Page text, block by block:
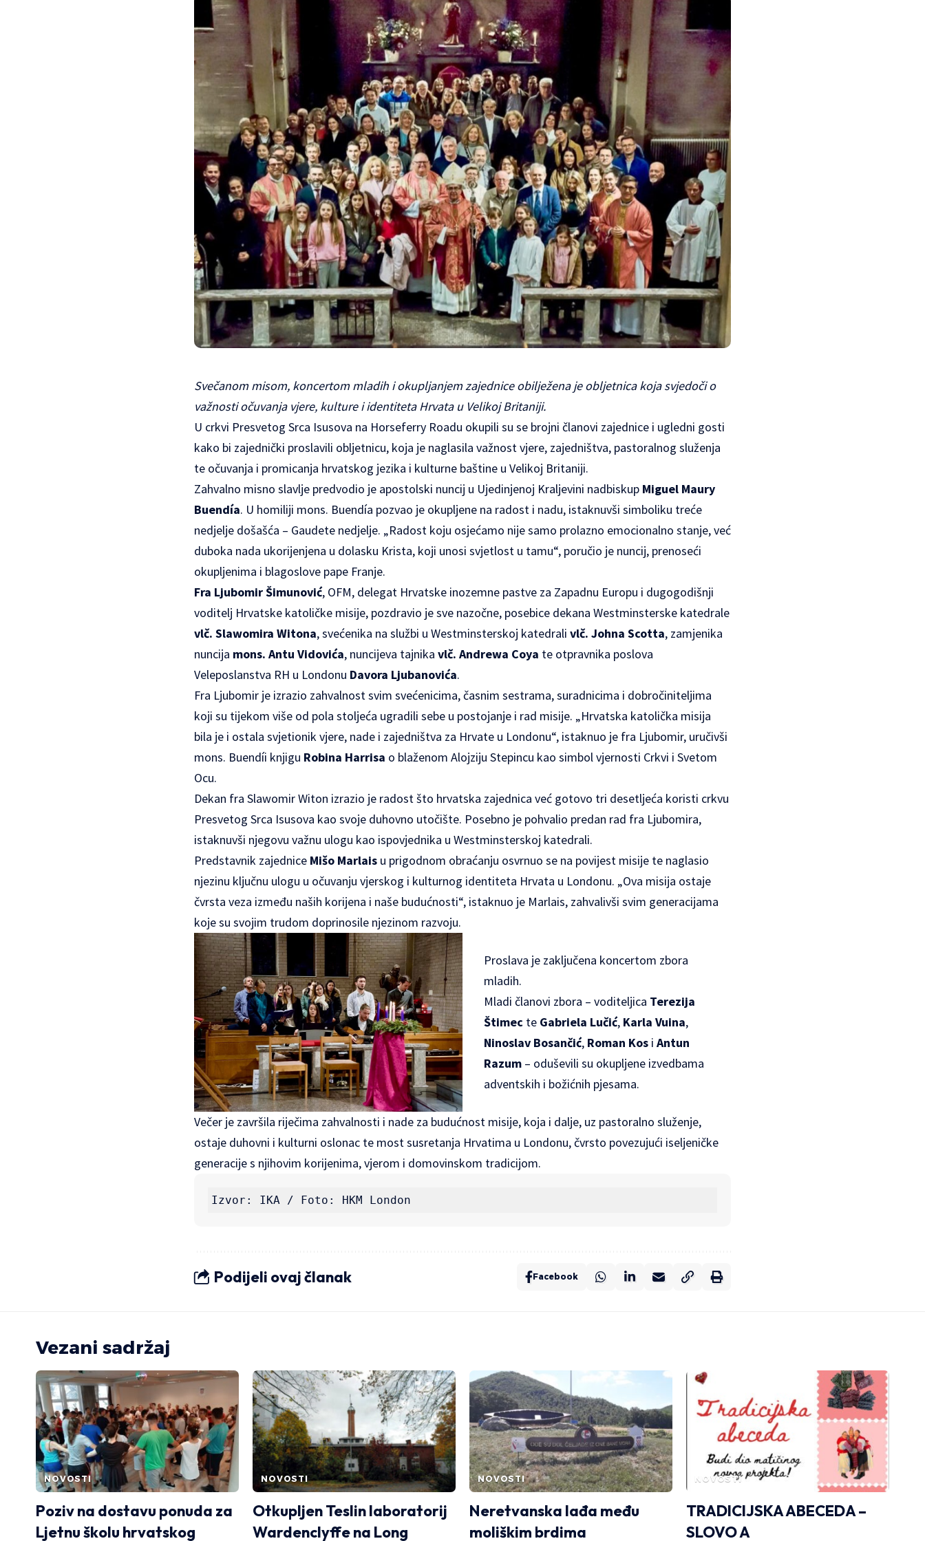
Svečanom misom, koncertom mladih i okupljanjem zajednice obilježena je obljetnica koja svjedoči o
važnosti očuvanja vjere, kulture i identiteta Hrvata u Velikoj Britaniji.
U crkvi Presvetog Srca Isusova na Horseferry Roadu okupili su se brojni članovi zajednice i ugledni gosti
kako bi zajednički proslavili obljetnicu, koja je naglasila važnost vjere, zajedništva, pastoralnog služenja
te očuvanja i promicanja hrvatskog jezika i kulturne baštine u Velikoj Britaniji.
Zahvalno misno slavlje predvodio je apostolski nuncij u Ujedinjenoj Kraljevini nadbiskup Miguel Maury
Buendía. U homiliji mons. Buendía pozvao je okupljene na radost i nadu, istaknuvši simboliku treće
nedjelje došašća – Gaudete nedjelje. „Radost koju osjećamo nije samo prolazno emocionalno stanje, već
duboka nada ukorijenjena u dolasku Krista, koji unosi svjetlost u tamu“, poručio je nuncij, prenoseći
okupljenima i blagoslove pape Franje.
Fra Ljubomir Šimunović, OFM, delegat Hrvatske inozemne pastve za Zapadnu Europu i dugogodišnji
voditelj Hrvatske katoličke misije, pozdravio je sve nazočne, posebice dekana Westminsterske katedrale
vlč. Slawomira Witona, svećenika na službi u Westminsterskoj katedrali vlč. Johna Scotta, zamjenika
nuncija mons. Antu Vidovića, nuncijeva tajnika vlč. Andrewa Coya te otpravnika poslova
Veleposlanstva RH u Londonu Davora Ljubanovića.
Fra Ljubomir je izrazio zahvalnost svim svećenicima, časnim sestrama, suradnicima i dobročiniteljima
koji su tijekom više od pola stoljeća ugradili sebe u postojanje i rad misije. „Hrvatska katolička misija
bila je i ostala svjetionik vjere, nade i zajedništva za Hrvate u Londonu“, istaknuo je fra Ljubomir, uručivši
mons. Buendíi knjigu Robina Harrisa o blaženom Alojziju Stepincu kao simbol vjernosti Crkvi i Svetom
Ocu.
Dekan fra Slawomir Witon izrazio je radost što hrvatska zajednica već gotovo tri desetljeća koristi crkvu
Presvetog Srca Isusova kao svoje duhovno utočište. Posebno je pohvalio predan rad fra Ljubomira,
istaknuvši njegovu važnu ulogu kao ispovjednika u Westminsterskoj katedrali.
Predstavnik zajednice Mišo Marlais u prigodnom obraćanju osvrnuo se na povijest misije te naglasio
njezinu ključnu ulogu u očuvanju vjerskog i kulturnog identiteta Hrvata u Londonu. „Ova misija ostaje
čvrsta veza između naših korijena i naše budućnosti“, istaknuo je Marlais, zahvalivši svim generacijama
koje su svojim trudom doprinosile njezinom razvoju.
Proslava je zaključena koncertom zbora
mladih.
Mladi članovi zbora – voditeljica Terezija
Štimec te Gabriela Lučić, Karla Vuina,
Ninoslav Bosančić, Roman Kos iAntun
Razum – oduševili su okupljene izvedbama
adventskih i božićnih pjesama.
Večer je završila riječima zahvalnosti i nade za budućnost misije, koja i dalje, uz pastoralno služenje,
ostaje duhovni i kulturni oslonac te most susretanja Hrvatima u Londonu, čvrsto povezujući iseljeničke
generacije s njihovim korijenima, vjerom i domovinskom tradicijom.
Izvor: IKA / Foto: HKM London
Podijeli ovaj članak Facebook
Vezani sadržaj
NOVOSTI
Poziv na dostavu ponuda za
Ljetnu školu hrvatskog
NOVOSTI
Otkupljen Teslin laboratorij
Wardenclyffe na Long
NOVOSTI
Neretvanska lađa među
moliškim brdima
NOVOSTI
TRADICIJSKA ABECEDA –
SLOVO A